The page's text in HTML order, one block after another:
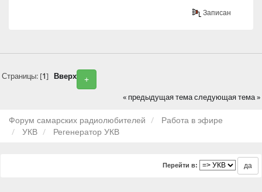
Записан
+
Страницы: [1] Вверх
« предыдущая темаследующая тема »
Форум самарских радиолюбителей
Работа в эфире
УКВ
Регенератор УКВ
Перейти в: